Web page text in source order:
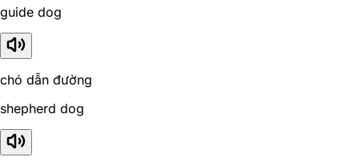
guide dog
chó dẫn đường
shepherd dog